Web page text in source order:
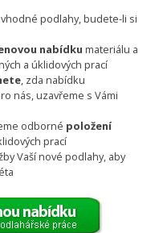
podlahy, budete-li si
nabídku materiálu a
a úklidových prací
, zda nabídku
nás, uzavřeme s Vámi
odborné položení
prací
Vaší nové podlahy, aby